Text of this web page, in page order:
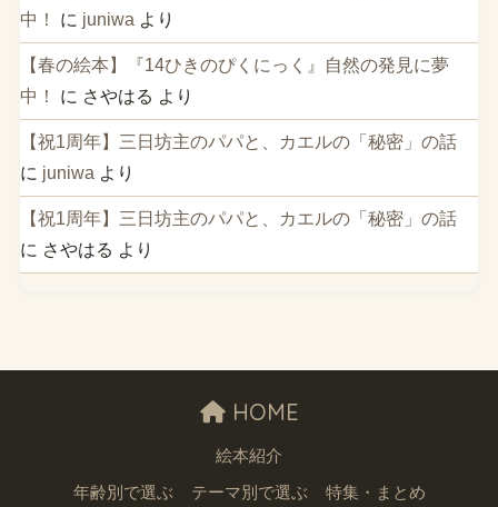
中！
に juniwa より
【春の絵本】『14ひきのぴくにっく』自然の発見に夢
中！
に さやはる より
【祝1周年】三日坊主のパパと、カエルの「秘密」の話
に juniwa より
【祝1周年】三日坊主のパパと、カエルの「秘密」の話
に さやはる より
HOME
絵本紹介
年齢別で選ぶ テーマ別で選ぶ 特集・まとめ